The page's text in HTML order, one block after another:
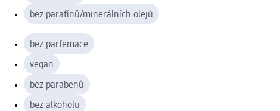
bez parafínů/minerálních olejů
bez parfemace
vegan
bez parabenů
bez alkoholu